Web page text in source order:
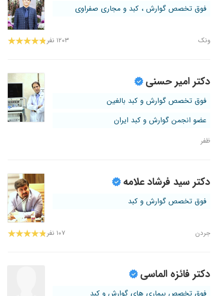
فوق تخصص گوارش ، کبد و مجاری صفراوی
ونک ۱۲۰۳ نفر
دکتر امیر حسنی
فوق تخصص گوارش و کبد بالغین
عضو انجمن گوارش و کبد ایران
ظفر
دکتر سید فرشاد علامه
فوق تخصص گوارش و کبد
جردن ۱۰۷ نفر
دکتر فائزه الماسی
فوق تخصص بیماری های گوارش و کبد